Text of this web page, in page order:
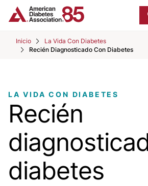
Skip to Main content
Inicio
La Vida Con Diabetes
Recién Diagnosticado Con Diabetes
main
content
LA VIDA CON DIABETES
Recién
diabetes